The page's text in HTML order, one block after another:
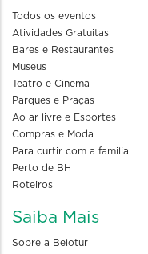
Todos os eventos
Atividades Gratuitas
Bares e Restaurantes
Museus
Teatro e Cinema
Parques e Praças
Ao ar livre e Esportes
Compras e Moda
Para curtir com a familia
Perto de BH
Roteiros
Saiba Mais
Sobre a Belotur